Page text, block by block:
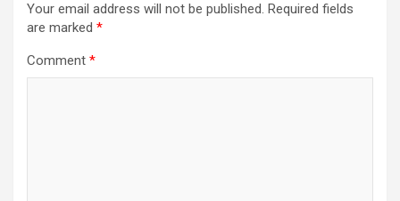
Your email address will not be published. Required fields
are marked *
Comment *